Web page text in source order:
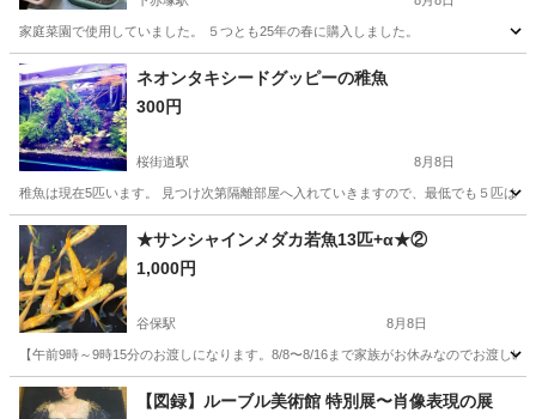
家庭菜園で使用していました。 ５つとも25年の春に購入しました。
東京 板橋区 下赤塚駅 その他 プランター
ネオンタキシードグッピーの稚魚
300円
桜街道駅 8月8日
稚魚は現在5匹います。 見つけ次第隔離部屋へ入れていきますので、最低でも５匹は
東京 武蔵村山市 その他
★サンシャインメダカ若魚13匹+α★②
1,000円
谷保駅 8月8日
【午前9時～9時15分のお渡しになります。8/8〜8/16まで家族がお休みなのでお渡し
東京 府中市 谷保駅 その他 サバンナ
【図録】ルーブル美術館 特別展〜肖像表現の展